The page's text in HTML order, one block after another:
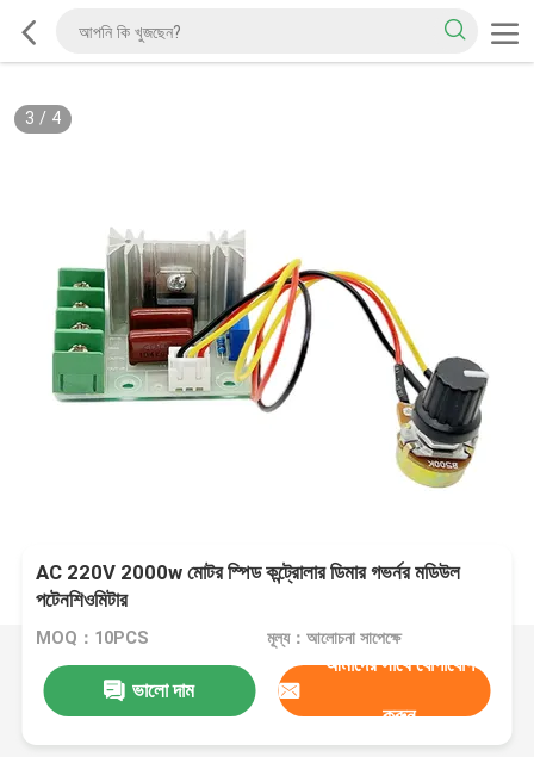
3 / 4
AC 220V 2000w মোটর স্পিড কন্ট্রোলার ডিমার গভর্নর মডিউল
পটেনশিওমিটার
MOQ：10PCS মূল্য：আলোচনা সাপেক্ষে
ভালো দাম
আমাদের সাথে যোগাযোগ
করুন